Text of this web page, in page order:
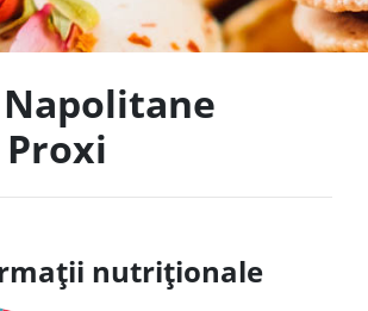
nutriționale